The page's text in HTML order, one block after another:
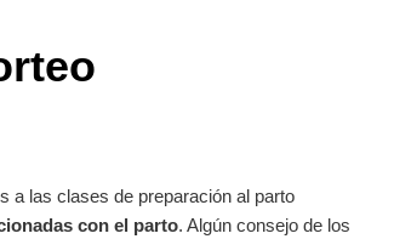
a las clases de preparación al parto
con el parto. Algún consejo de los